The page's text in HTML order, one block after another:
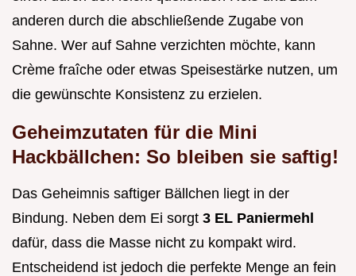
anderen durch die abschließende Zugabe von
Sahne. Wer auf Sahne verzichten möchte, kann
Crème fraîche oder etwas Speisestärke nutzen, um
die gewünschte Konsistenz zu erzielen.
Geheimzutaten für die Mini
Hackbällchen: So bleiben sie saftig!
Das Geheimnis saftiger Bällchen liegt in der
Bindung. Neben dem Ei sorgt 3 EL Paniermehl
dafür, dass die Masse nicht zu kompakt wird.
Entscheidend ist jedoch die perfekte Menge an fein